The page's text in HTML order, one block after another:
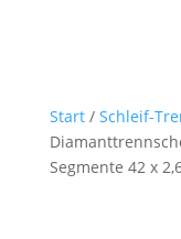
Start/ Schleif-
Segmente 42 x